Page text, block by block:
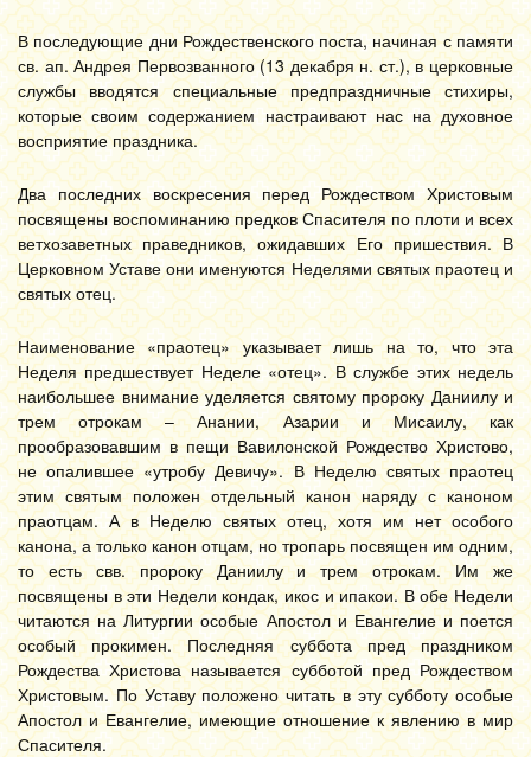
В последующие дни Рождественского поста, начиная с памяти
св. ап. Андрея Первозванного (13 декабря н. ст.), в церковные
службы вводятся специальные предпраздничные стихиры,
которые своим содержанием настраивают нас на духовное
восприятие праздника.
Два последних воскресения перед Рождеством Христовым
посвящены воспоминанию предков Спасителя по плоти и всех
ветхозаветных праведников, ожидавших Его пришествия. В
Церковном Уставе они именуются Неделями святых праотец и
святых отец.
Наименование «праотец» указывает лишь на то, что эта
Неделя предшествует Неделе «отец». В службе этих недель
наибольшее внимание уделяется святому пророку Даниилу и
трем отрокам – Анании, Азарии и Мисаилу, как
прообразовавшим в пещи Вавилонской Рождество Христово,
не опалившее «утробу Девичу». В Неделю святых праотец
этим святым положен отдельный канон наряду с каноном
праотцам. А в Неделю святых отец, хотя им нет особого
канона, а только канон отцам, но тропарь посвящен им одним,
то есть свв. пророку Даниилу и трем отрокам. Им же
посвящены в эти Недели кондак, икос и ипакои. В обе Недели
читаются на Литургии особые Апостол и Евангелие и поется
особый прокимен. Последняя суббота пред праздником
Рождества Христова называется субботой пред Рождеством
Христовым. По Уставу положено читать в эту субботу особые
Апостол и Евангелие, имеющие отношение к явлению в мир
Спасителя.